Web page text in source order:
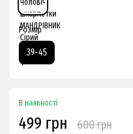
Розмір
39-45
В наявності
499 грн 600 грн